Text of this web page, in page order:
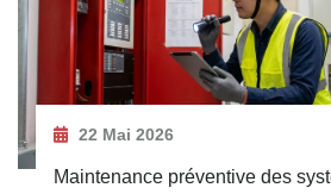
22 Mai 2026
Maintenance préventive des